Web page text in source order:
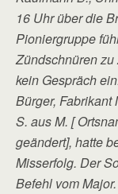
16 Uhr über die
Pioniergruppe
Zündschnüren
kein Gespräch
Bürger, Fabrikant
S. aus M. [
geändert], hatte
Misserfolg. Der
Befehl vom